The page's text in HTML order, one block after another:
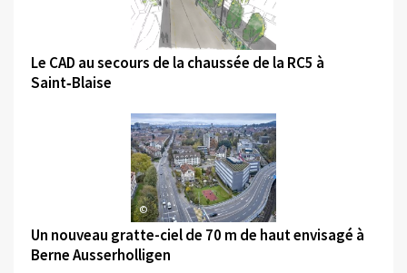
©
Le CAD au secours de la chaussée de la RC5 à
Saint‑Blaise
©
Un nouveau gratte-ciel de 70 m de haut envisagé à
Berne Ausserholligen